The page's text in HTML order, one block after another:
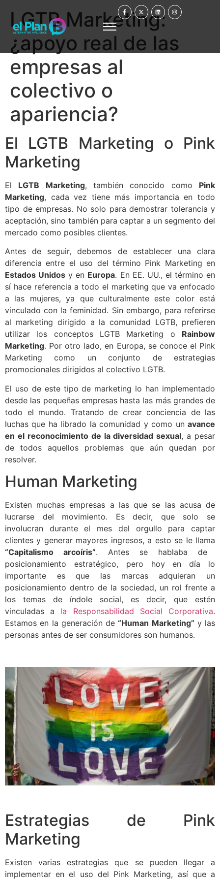
LGTB Marketing:
¿apoyo real de las
empresas al
colectivo o
apariencia?
El LGTB Marketing o Pink
Marketing
El LGTB Marketing, también conocido como Pink
Marketing, cada vez tiene más importancia en todo
tipo de empresas. No solo para demostrar tolerancia y
aceptación, sino también para captar a un segmento del
mercado como posibles clientes.
Antes de seguir, debemos de establecer una clara
diferencia entre el uso del término Pink Marketing en
Estados Unidos y en Europa. En EE. UU., el término en
sí hace referencia a todo el marketing que va enfocado
a las mujeres, ya que culturalmente este color está
vinculado con la feminidad. Sin embargo, para referirse
al marketing dirigido a la comunidad LGTB, prefieren
utilizar los conceptos LGTB Marketing o Rainbow
Marketing. Por otro lado, en Europa, se conoce el Pink
Marketing como un conjunto de estrategias
promocionales dirigidos al colectivo LGTB.
El uso de este tipo de marketing lo han implementado
desde las pequeñas empresas hasta las más grandes de
todo el mundo. Tratando de crear conciencia de las
luchas que ha librado la comunidad y como un avance
en el reconocimiento de la diversidad sexual, a pesar
de todos aquellos problemas que aún quedan por
resolver.
Human Marketing
Existen muchas empresas a las que se las acusa de
lucrarse del movimiento. Es decir, que solo se
involucran durante el mes del orgullo para captar
clientes y generar mayores ingresos, a esto se le llama
“Capitalismo arcoíris”. Antes se hablaba de
posicionamiento estratégico, pero hoy en día lo
importante es que las marcas adquieran un
posicionamiento dentro de la sociedad, un rol frente a
los temas de índole social, es decir, que estén
vinculadas a la Responsabilidad Social Corporativa.
Estamos en la generación de“Human Marketing” y las
personas antes de ser consumidores son humanos.
Estrategias de Pink
Marketing
Existen varias estrategias que se pueden llegar a
implementar en el uso del Pink Marketing, así que a